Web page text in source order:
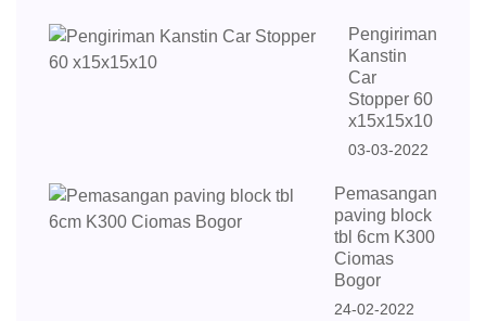
Pengiriman
Kanstin
Car
Stopper 60
x15x15x10
03-03-2022
Pemasangan
paving block
tbl 6cm K300
Ciomas
Bogor
24-02-2022